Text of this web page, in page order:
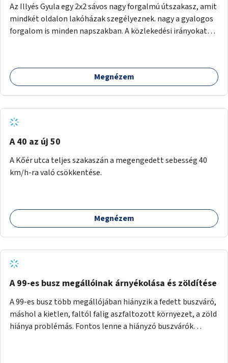
Az Illyés Gyula egy 2x2 sávos nagy forgalmú útszakasz, amit
mindkét oldalon lakóházak szegélyeznek. nagy a gyalogos
forgalom is minden napszakban. A közlekedési irányokat
szintű növényzettel, öntözőrendszerrel, esetleg
valamilyen vizes attrakcióval ami végfut mind az 500m-en.
Megnézem
A 40 az új 50
A Kőér utca teljes szakaszán a megengedett sebesség 40
km/h-ra való csökkentése.
Megnézem
A 99-es busz megállóinak árnyékolása és zöldítése
A 99-es busz több megállójában hiányzik a fedett buszváró,
máshol a kietlen, faltól falig aszfaltozott környezet, a zöld
hiánya problémás. Fontos lenne a hiányzó buszvárók